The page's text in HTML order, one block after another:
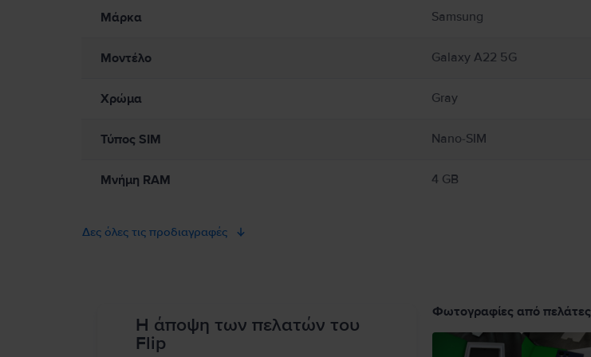
Παρακαλώ διαβάστε το εγχειρίδιο.
Μάρκα Samsung
Μοντέλο Galaxy A22 5G
Χρώμα Gray
Τύπος SIM Nano-SIM
Μνήμη RAM 4 GB
Δες όλες τις προδιαγραφές
Η άποψη των πελατών του
Flip
Φωτογραφίες από πελάτες